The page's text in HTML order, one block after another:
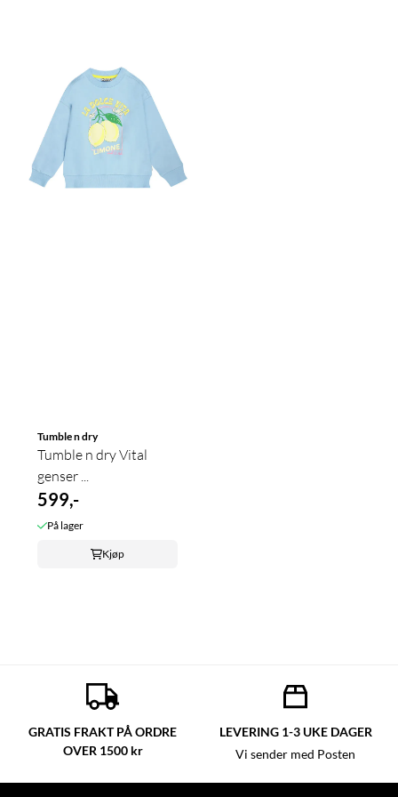
Tumble n dry
Tumble n dry Vital
genser ...
599,-
På lager
Kjøp
GRATIS FRAKT PÅ ORDRE
OVER 1500 kr
LEVERING 1-3 UKE DAGER
Vi sender med Posten